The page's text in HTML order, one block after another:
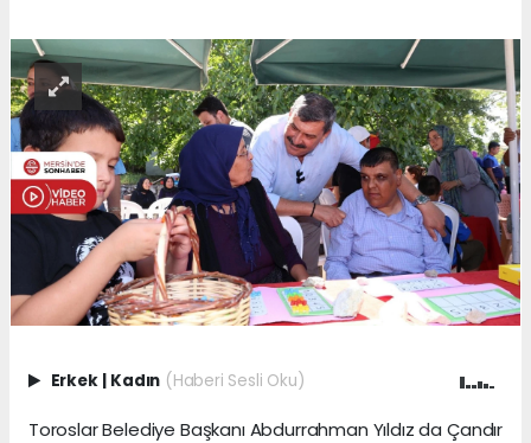
Erkek | Kadın (Haberi Sesli Oku)
Toroslar Belediye Başkanı Abdurrahman Yıldız da Çandır